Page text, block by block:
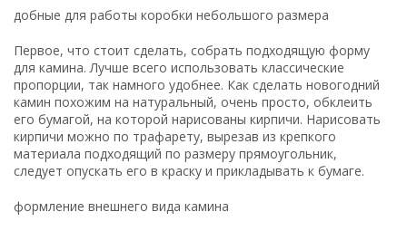
добные для работы коробки небольшого размера
Первое, что стоит сделать, собрать подходящую форму
для камина. Лучше всего использовать классические
пропорции, так намного удобнее. Как сделать новогодний
камин похожим на натуральный, очень просто, обклеить
его бумагой, на которой нарисованы кирпичи. Нарисовать
кирпичи можно по трафарету, вырезав из крепкого
материала подходящий по размеру прямоугольник,
следует опускать его в краску и прикладывать к бумаге.
формление внешнего вида камина